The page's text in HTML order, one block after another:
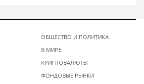
ОБЩЕСТВО И ПОЛИТИКА
В МИРЕ
КРИПТОВАЛЮТЫ
ФОНДОВЫЕ РЫНКИ